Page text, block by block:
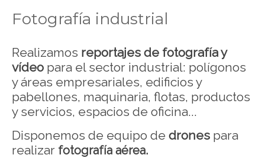
Fotografía industrial
Realizamos reportajes de fotografía y
vídeo para el sector industrial: polígonos
y áreas empresariales, edificios y
pabellones, maquinaria, flotas, productos
y servicios, espacios de oficina...
Disponemos de equipo de drones para
realizar fotografía aérea.